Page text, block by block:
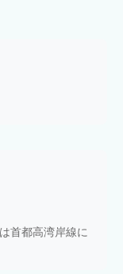
首都高湾岸線に